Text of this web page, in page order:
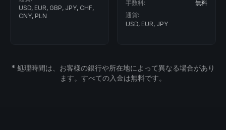
手数料:
通貨:
手数料:
無料
通貨:
USD, EUR, JPY
* 処理時間は、お客様の銀行や所在地によって異なる場合があり
ます。すべての入金は無料です。